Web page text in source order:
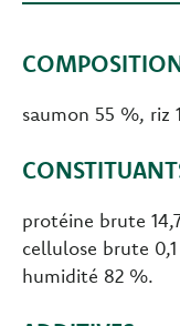
saumon 55 %, riz
protéine brute
cellulose brute
humidité 82 %.